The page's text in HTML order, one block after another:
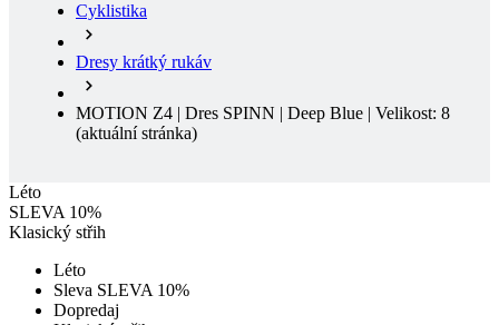
MOTION Z4 | Dres SPINN | Deep Blue | Velikost: 8
(aktuální stránka)
SLEVA 10%
Klasický střih
Dopredaj
Klasický střih